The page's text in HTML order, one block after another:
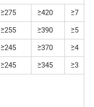
≥275 ≥420
≥7
≥255 ≥390
≥5
≥245 ≥370
≥4
≥245 ≥345
≥3